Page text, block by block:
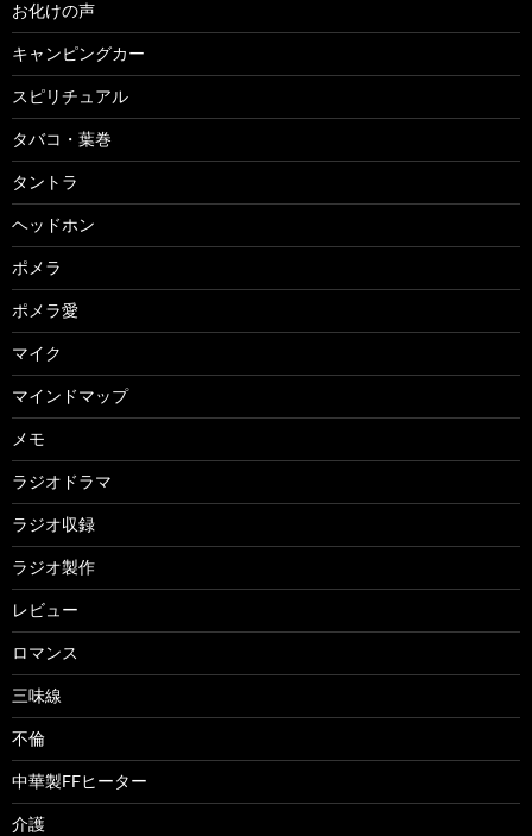
お化けの声
キャンピングカー
スピリチュアル
タバコ・葉巻
タントラ
ヘッドホン
ポメラ
ポメラ愛
マイク
マインドマップ
メモ
ラジオドラマ
ラジオ収録
ラジオ製作
レビュー
ロマンス
三味線
不倫
中華製FFヒーター
介護